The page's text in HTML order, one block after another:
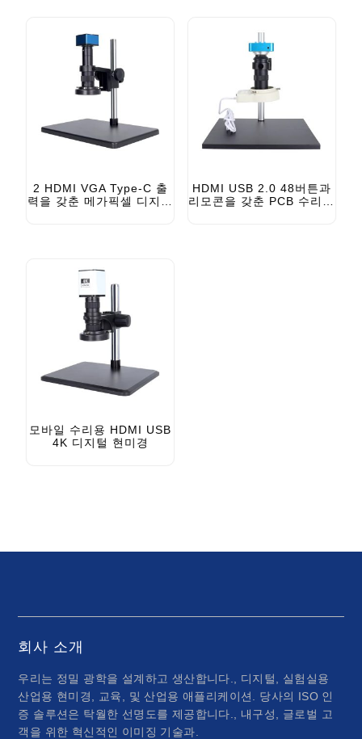
2 HDMI VGA Type-C 출
력을 갖춘 메가픽셀 디지털
HDMI USB 2.0 48버튼과
리모콘을 갖춘 PCB 수리용
모바일 수리용 HDMI USB
4K 디지털 현미경
회사 소개
우리는 정밀 광학을 설계하고 생산합니다., 디지털, 실험실용
산업용 현미경, 교육, 및 산업용 애플리케이션. 당사의 ISO 인
증 솔루션은 탁월한 선명도를 제공합니다., 내구성, 글로벌 고
객을 위한 혁신적인 이미징 기술과.